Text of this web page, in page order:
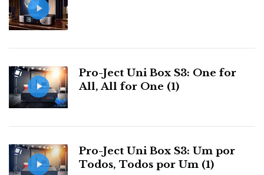
Pro-Ject Uni Box S3: One for
All, All for One (1)
Pro-Ject Uni Box S3: Um por
Todos, Todos por Um (1)